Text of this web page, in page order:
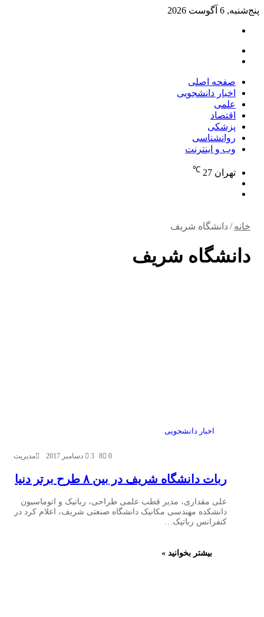
پنج‌شنبه, 6 آگوست 2026
صفحه اصلی
اخبار دانشجویی
علمی
اقتصاد
پزشکی
روانشناسی
وب و اینترنت
تهران 27
℃
خانه / دانشگاه شریف
دانشگاه شریف
اخبار دانشجویی
مدیریت 3 دسامبر 2017 0
8
ربات دانشگاه شریف در بین ٨ طرح برتر دنیا
علی مقداری، مدیر قطب علمی طراحی، رباتیک و اتوماسیون
دانشکده مهندسی مکانیک دانشگاه صنعتی شریف، اعلام کرد در
کنفرانس رباتیک…
بیشتر بخوانید »